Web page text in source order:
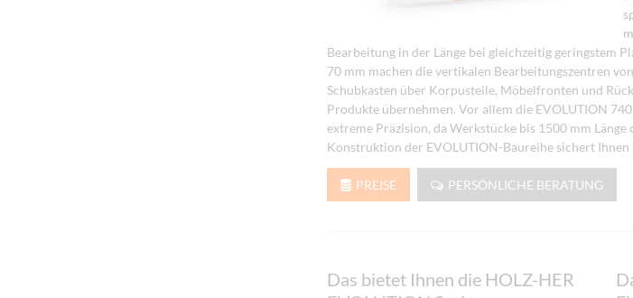
Bearbeitung in der Länge bei gleichzeitig geringstem
70 mm machen die vertikalen Bearbeitungszentren
Schubkasten über Korpusteile, Möbelfronten und
Produkte übernehmen. Vor allem die EVOLUTION
extreme Präzision, da Werkstücke bis 1500 mm
Konstruktion der EVOLUTION-Baureihe sichert
PREISE PERSÖNLICHE BERATUNG
Das bietet Ihnen die HOLZ-HER